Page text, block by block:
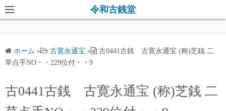
コ
ン
ツ
令和古銭堂
ホーム » 古寛永通宝 »
古0441古銭 古寛永通宝 (称)芝銭 二
草点手NO・・229位付・・9
古0441古銭 古寛永通宝 (称)芝銭 二